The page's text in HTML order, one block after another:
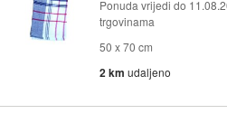
Ponuda vrijedi do
trgovinama
50 x 70 cm
2 km udaljeno